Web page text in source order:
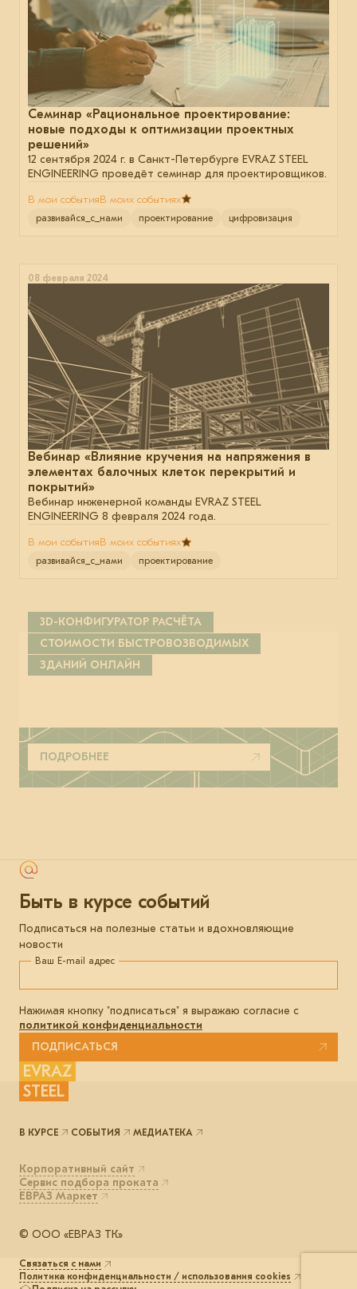
Семинар «Рациональное проектирование:
новые подходы к оптимизации проектных
решений»
12 сентября 2024 г. в Санкт-Петербурге EVRAZ STEEL
ENGINEERING проведёт семинар для проектировщиков.
В мои событияВ моих событиях
развивайся_с_нами проектирование цифровизация
08 февраля 2024
Вебинар «Влияние кручения на напряжения в
элементах балочных клеток перекрытий и
покрытий»
Вебинар инженерной команды EVRAZ STEEL
ENGINEERING 8 февраля 2024 года.
В мои событияВ моих событиях
развивайся_с_нами проектирование
3D-КОНФИГУРАТОР РАСЧЁТА
СТОИМОСТИ БЫСТРОВОЗВОДИМЫХ
ЗДАНИЙ ОНЛАЙН
ПОДРОБНЕЕ
Быть в курсе событий
Подписаться на полезные статьи и вдохновляющие
новости
Ваш E-mail адрес
Нажимая кнопку "подписаться" я выражаю согласие с
политикой конфиденциальности
ПОДПИСАТЬСЯ
EVRAZ
STEEL
© ООО «ЕВРАЗ ТК»
Корпоративный сайт
Сервис подбора проката
ЕВРАЗ Маркет
В КУРСЕ СОБЫТИЯ МЕДИАТЕКА
Связаться с нами
Политика конфиденциальности / использования cookies